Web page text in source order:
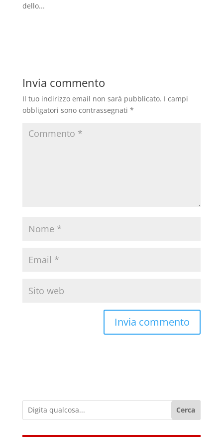
dello...
Invia commento
Il tuo indirizzo email non sarà pubblicato. I campi
obbligatori sono contrassegnati *
Cerca